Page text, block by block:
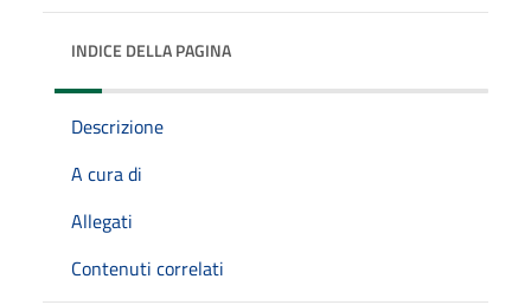
INDICE DELLA PAGINA
Descrizione
A cura di
Allegati
Contenuti correlati